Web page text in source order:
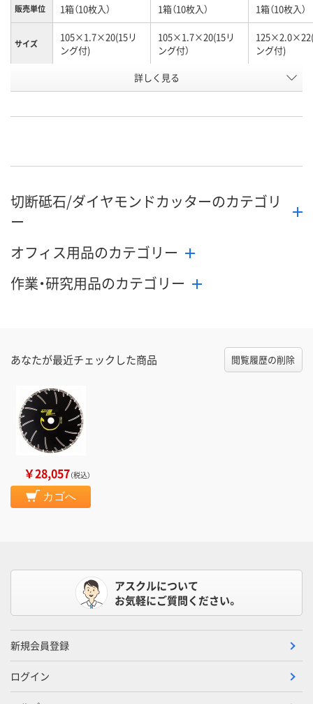
販売単位 1箱（10枚入） 1箱（10枚入） 1箱（10枚入）
サイズ
105×1.7×20(15リ
ング付)
105×1.7×20(15リ
ング付）
ング付)
LP4
号
お届け日 8月27日（木）まで 8月27日（木）まで 8月27日（木）
数量 数量 数量
詳しく見る
切断砥石/ダイヤモンドカッターのカテゴリ
ー
オフィス用品のカテゴリー
作業・研究用品のカテゴリー
あなたが最近チェックした商品 閲覧履歴の削除
￥28,057（税込）
カゴへ
アスクルについて
お気軽にご質問ください。
新規会員登録
ログイン